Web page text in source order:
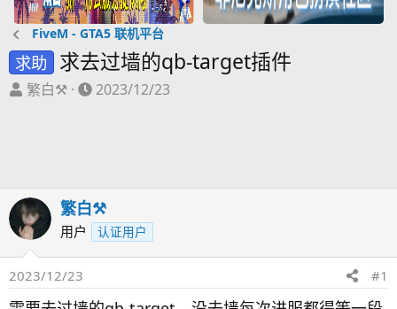
FiveM - GTA5 联机平台
求助 求去过墙的qb-target插件
主
繁白⚒️
开
2023/12/23
繁白⚒️
用户 认证用户
2023/12/23 #1